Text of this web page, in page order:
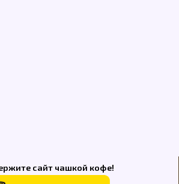
сайт чашкой кофе!